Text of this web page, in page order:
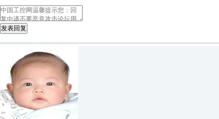
发表回复